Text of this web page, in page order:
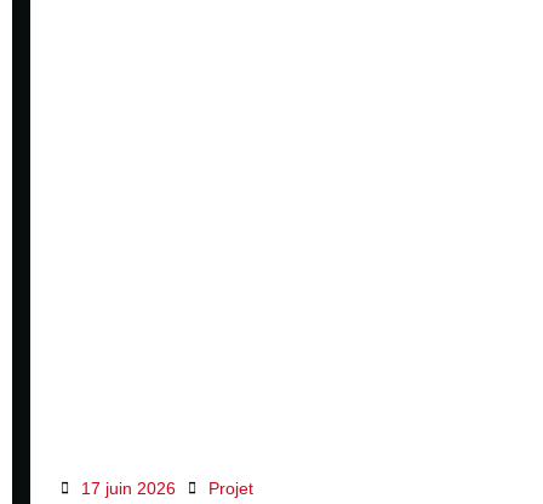
17 juin 2026 Projet